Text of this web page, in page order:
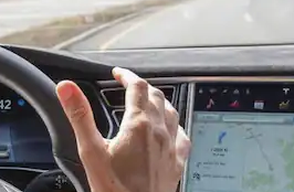
सिस्टम है जो कार चालक के भार
कैमरे और एक ऑनबोर्ड